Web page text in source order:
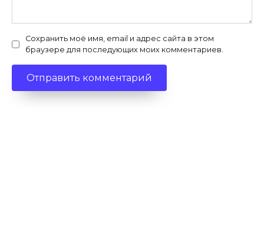
Сохранить моё имя, email и адрес сайта в этом
браузере для последующих моих комментариев.